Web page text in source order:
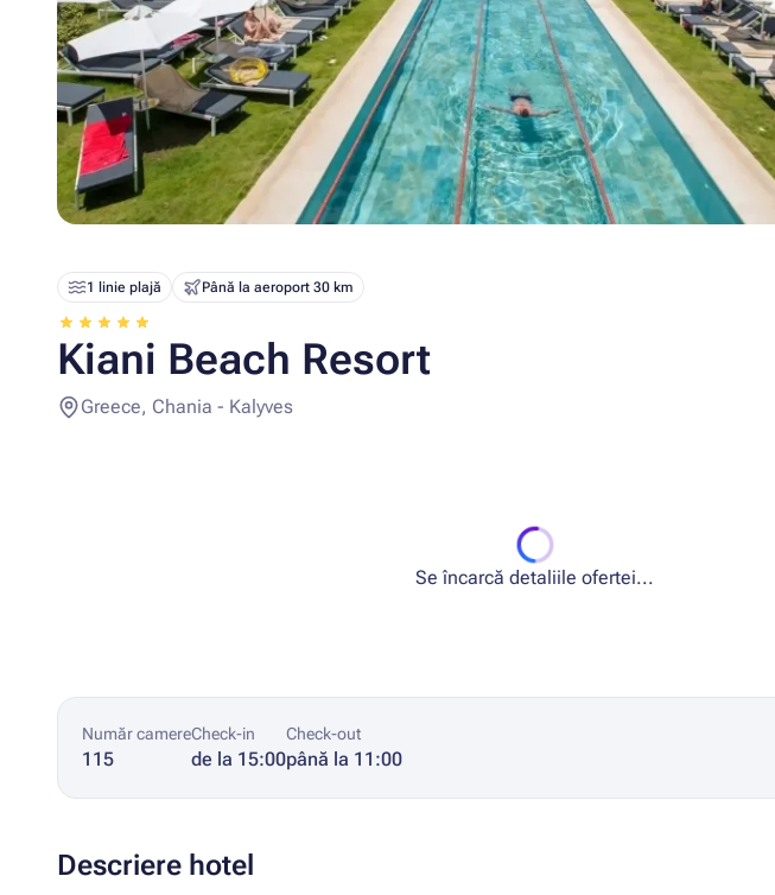
1 linie plajă Până la aeroport 30 km
Kiani Beach Resort
Greece, Chania - Kalyves
Se încarcă detaliile ofertei...
Număr camere
115
Check-in
de la 15:00
Check-out
până la 11:00
Descriere hotel